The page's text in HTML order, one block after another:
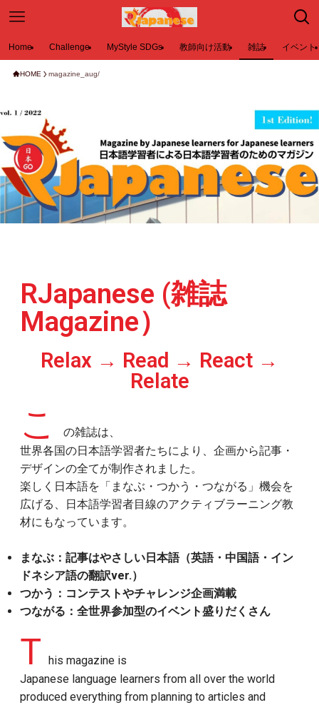
Home Challenge MyStyle SDGs 教師向け活動 雑誌 イベント
HOME magazine_aug/
RJapanese (雑誌
Magazine）
Relax → Read → React →
Relate
こ
の雑誌は、
世界各国の日本語学習者たちにより、企画から記事・
デザインの全てが制作されました。
楽しく日本語を「まなぶ・つかう・つながる」機会を
広げる、
日本語学習者目線のアクティブラーニング教
材にもなっています。
まなぶ：記事はやさしい日本語（英語・中国語・イン
ドネシア語の翻訳ver.）
つかう：コンテストやチャレンジ企画満載
つながる：全世界参加型のイベント盛りだくさん
T his magazine is
Japanese language learners from all over the world
produced everything from planning to articles and